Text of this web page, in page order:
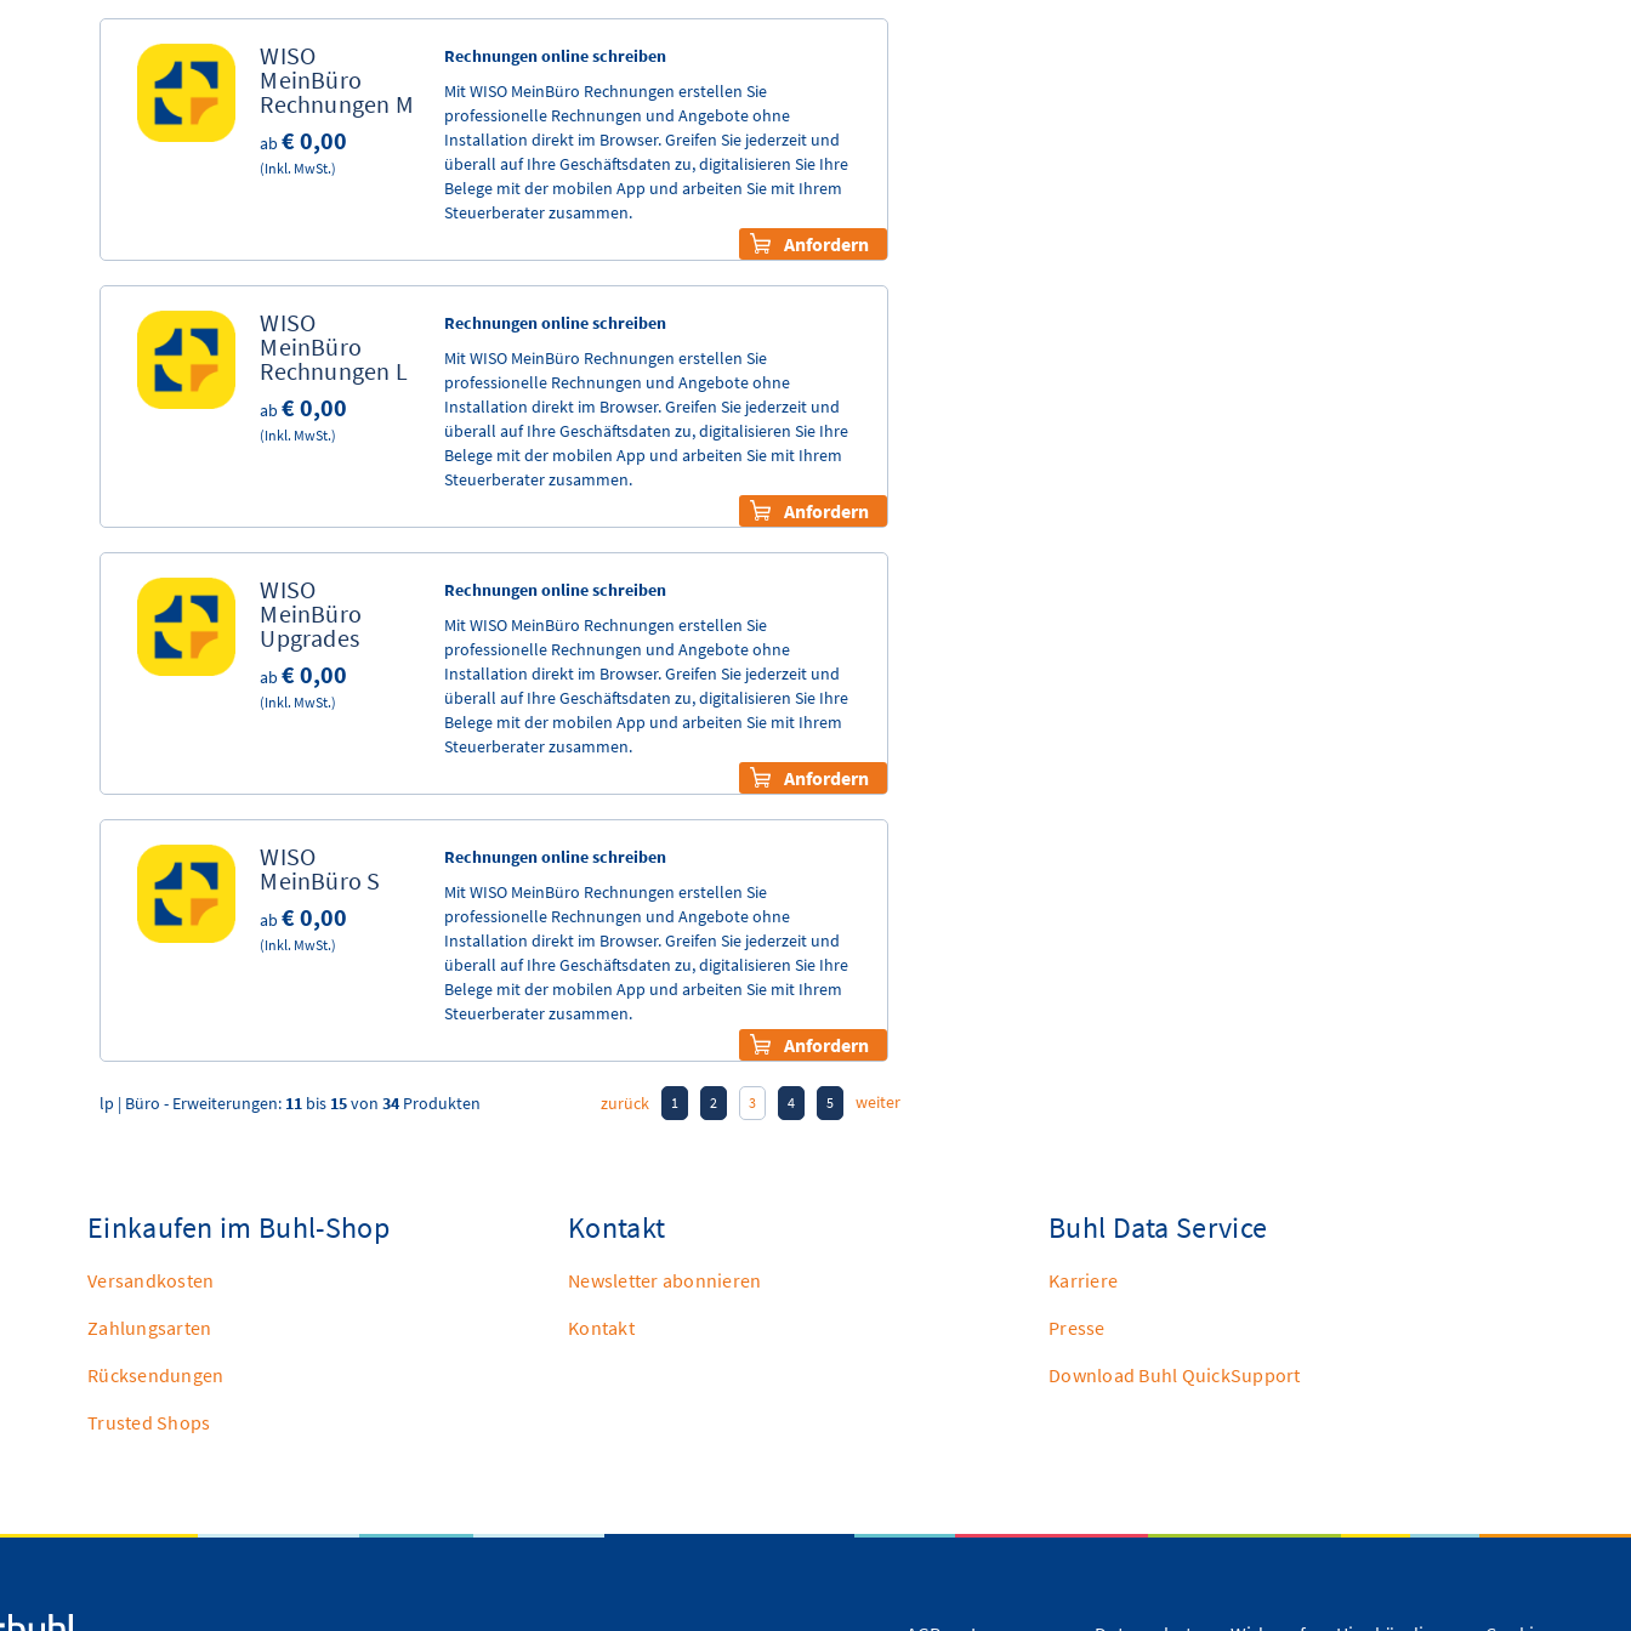
WISO
MeinBüro
Rechnungen​ M
ab€ 0,00
(Inkl. MwSt.)
Rechnungen online schreiben
Mit WISO MeinBüro Rechnungen erstellen Sie
professionelle Rechnungen und Angebote ohne
Installation direkt im Browser. Greifen Sie jederzeit und
überall auf Ihre Geschäftsdaten zu, digitalisieren Sie Ihre
Belege mit der mobilen App und arbeiten Sie mit Ihrem
Steuerberater zusammen.
Anfordern
WISO
MeinBüro
Rechnungen​ L
ab€ 0,00
(Inkl. MwSt.)
Rechnungen online schreiben
Mit WISO MeinBüro Rechnungen erstellen Sie
professionelle Rechnungen und Angebote ohne
Installation direkt im Browser. Greifen Sie jederzeit und
überall auf Ihre Geschäftsdaten zu, digitalisieren Sie Ihre
Belege mit der mobilen App und arbeiten Sie mit Ihrem
Steuerberater zusammen.
Anfordern
WISO
MeinBüro​
Upgrades
ab€ 0,00
(Inkl. MwSt.)
Rechnungen online schreiben
Mit WISO MeinBüro Rechnungen erstellen Sie
professionelle Rechnungen und Angebote ohne
Installation direkt im Browser. Greifen Sie jederzeit und
überall auf Ihre Geschäftsdaten zu, digitalisieren Sie Ihre
Belege mit der mobilen App und arbeiten Sie mit Ihrem
Steuerberater zusammen.
Anfordern
WISO
MeinBüro​ S
ab€ 0,00
(Inkl. MwSt.)
Rechnungen online schreiben
Mit WISO MeinBüro Rechnungen erstellen Sie
professionelle Rechnungen und Angebote ohne
Installation direkt im Browser. Greifen Sie jederzeit und
überall auf Ihre Geschäftsdaten zu, digitalisieren Sie Ihre
Belege mit der mobilen App und arbeiten Sie mit Ihrem
Steuerberater zusammen.
Anfordern
zurück 1 2 3 4 5 weiter
lp | Büro - Erweiterungen: 11 bis 15von 34 Produkten
Einkaufen im Buhl-Shop
Versandkosten
Zahlungsarten
Rücksendungen
Trusted Shops
Kontakt
Newsletter abonnieren
Kontakt
Buhl Data Service
Karriere
Presse
Download Buhl QuickSupport
tax Business